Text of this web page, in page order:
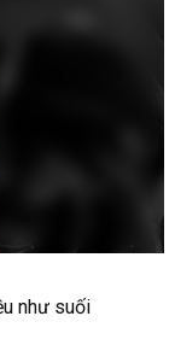
như suối